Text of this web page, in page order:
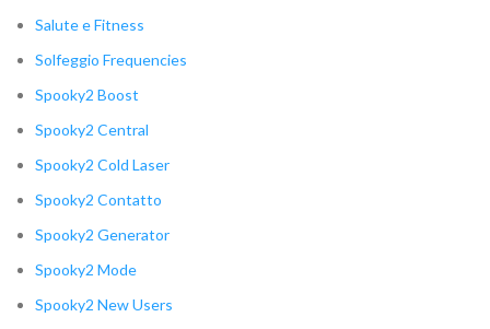
Salute e Fitness
Solfeggio Frequencies
Spooky2 Boost
Spooky2 Central
Spooky2 Cold Laser
Spooky2 Contatto
Spooky2 Generator
Spooky2 Mode
Spooky2 New Users